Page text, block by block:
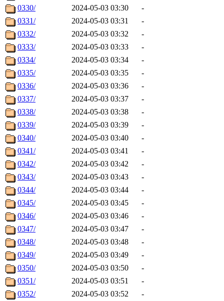
0330/
2024-05-03 03:30
-
0331/
2024-05-03 03:31
-
0332/
2024-05-03 03:32
-
0333/
2024-05-03 03:33
-
0334/
2024-05-03 03:34
-
0335/
2024-05-03 03:35
-
0336/
2024-05-03 03:36
-
0337/
2024-05-03 03:37
-
0338/
2024-05-03 03:38
-
0339/
2024-05-03 03:39
-
0340/
2024-05-03 03:40
-
0341/
2024-05-03 03:41
-
0342/
2024-05-03 03:42
-
0343/
2024-05-03 03:43
-
0344/
2024-05-03 03:44
-
0345/
2024-05-03 03:45
-
0346/
2024-05-03 03:46
-
0347/
2024-05-03 03:47
-
0348/
2024-05-03 03:48
-
0349/
2024-05-03 03:49
-
0350/
2024-05-03 03:50
-
0351/
2024-05-03 03:51
-
0352/
2024-05-03 03:52
-